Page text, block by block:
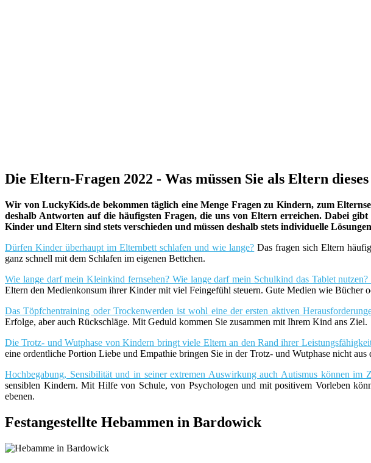
Die Eltern-Fragen 2022 - Was müssen Sie als Eltern
Wir von LuckyKids.de bekommen täglich eine Menge Fragen zu Kindern, zum
deshalb Antworten auf die häufigsten Fragen, die uns von Eltern erreichen. Dabei
Kinder und Eltern sind stets verschieden und müssen deshalb stets individuelle
Dürfen Kinder überhaupt im Elternbett schlafen und wie lange? Das fragen sich Eltern
ganz schnell mit dem Schlafen im eigenen Bettchen.
Wie lange darf mein Kleinkind fernsehen? Wie lange darf mein Schulkind das Tablet
Eltern den Medienkonsum ihrer Kinder mit viel Feingefühl steuern. Gute Medien wie Bücher
Das Töpfchentraining oder Trockenwerden ist wohl eine der ersten aktiven
Erfolge, aber auch Rückschläge. Mit Geduld kommen Sie zusammen mit Ihrem Kind ans Ziel.
Die Trotz- und Wutphase von Kindern bringt viele Eltern an den Rand ihrer
eine ordentliche Portion Liebe und Empathie bringen Sie in der Trotz- und Wutphase nicht
Hochbegabung, Sensibilität und in seiner extremen Auswirkung auch Autismus können im
sensiblen Kindern. Mit Hilfe von Schule, von Psychologen und mit positivem Vorleben
ebenen.
Festangestellte Hebammen in Bardowick